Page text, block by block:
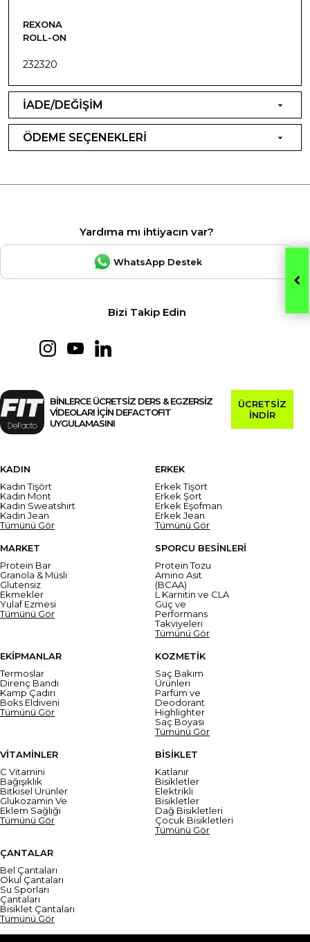
REXONA
ROLL-ON
232320
İADE/DEĞİŞİM
ÖDEME SEÇENEKLERİ
Yardıma mı ihtiyacın var?
WhatsApp Destek
Bizi Takip Edin
BİNLERCE ÜCRETSİZ DERS & EGZERSİZ
VİDEOLARI İÇİN DEFACTOFIT
UYGULAMASINI
ÜCRETSİZ
İNDİR
KADIN
Kadın Tişört
Kadın Mont
Kadın Sweatshirt
Kadın Jean
Tümünü Gör
ERKEK
Erkek Tişört
Erkek Şort
Erkek Eşofman
Erkek Jean
Tümünü Gör
MARKET
Protein Bar
Granola & Müsli
Glutensiz
Ekmekler
Yulaf Ezmesi
Tümünü Gör
SPORCU BESİNLERİ
Protein Tozu
Amino Asit
(BCAA)
L Karnitin ve CLA
Güç ve
Performans
Takviyeleri
Tümünü Gör
EKİPMANLAR
Termoslar
Direnç Bandı
Kamp Çadırı
Boks Eldiveni
Tümünü Gör
KOZMETİK
Saç Bakım
Ürünleri
Parfüm ve
Deodorant
Highlighter
Saç Boyası
Tümünü Gör
VİTAMİNLER
C Vitamini
Bağışıklık
Bitkisel Ürünler
Glukozamin Ve
Eklem Sağlığı
Tümünü Gör
BİSİKLET
Katlanır
Bisikletler
Elektrikli
Bisikletler
Dağ Bisikletleri
Çocuk Bisikletleri
Tümünü Gör
ÇANTALAR
Bel Çantaları
Okul Çantaları
Su Sporları
Çantaları
Bisiklet Çantaları
Tümünü Gör